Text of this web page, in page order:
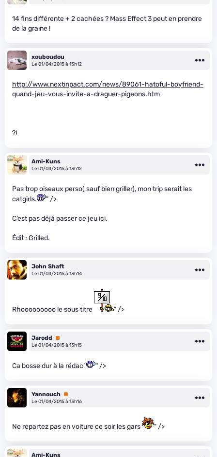
14 fins différente + 2 cachées ? Mass Effect 3 peut en prendre
de la graine !
xouboudou
Le 01/04/2015 à 13h12
http://www.nextinpact.com/news/89061-hatoful-boyfriend-
quand-jeu-vous-invite-a-draguer-pigeons.htm
?!
Ami-Kuns
Le 01/04/2015 à 13h12
Pas trop oiseaux perso( sauf bien griller), mon trip serait les
catgirls.
" />
C’est pas déjà passer ce jeu ici.
Édit : Grilled.
John Shaft
Le 01/04/2015 à 13h14
Rhooooooooo le sous titre " />
Jarodd
Premium
Le 01/04/2015 à 13h15
Ca bosse dur à la rédac’ " />
Yannouch Premium
Le 01/04/2015 à 13h16
Ne repartez pas en voiture ce soir les gars " />
Ami-Kuns